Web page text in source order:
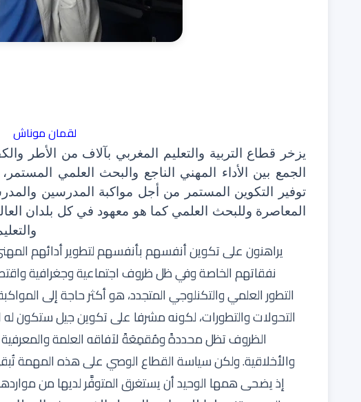
لقمان موناش
يزخر قطاع التربية والتعليم المغربي بآلاف من الأطر
الجمع بين الأداء المهني الناجع والبحث العلمي
توفير التكوين المستمر من أجل مواكبة المدرسين
المعاصرة وللبحث العلمي كما هو معهود في كل بلدان
يراهنون على تكوين أنفسهم بأنفسهم لتطوير أدائهم
نفقاتهم الخاصة وفي ظل ظروف اجتماعية وجغرافية
التطور العلمي والتكنلوجي المتجدد، هو أكثر حاجة إلى
التحولات والتطورات، لكونه مشرفا على تكوين جيل ستكون له
الظروف تظل محددةً ومُقمِعَةً لآفاقه العلمة والمعرفية
والأخلاقية. ولكن سياسة القطاع الوصي على هذه المهمة
إذ يضحى همها الوحيد أن يستغرق المتوفَّر لديها من مواردها